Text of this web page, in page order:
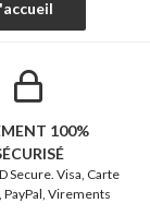
100%
Secure. Visa, Carte
PayPal, Virements